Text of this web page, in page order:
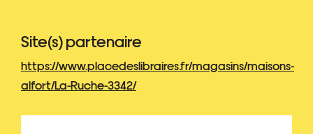
Site(s) partenaire
https://www.placedeslibraires.fr/magasins/maisons-
alfort/La-Ruche-3342/